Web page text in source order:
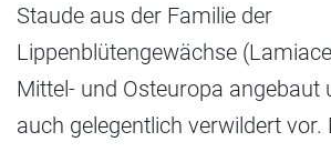
Staude aus der Familie der
Lippenblütengewächse
Mittel- und Osteuropa angebaut
auch gelegentlich verwildert vor.